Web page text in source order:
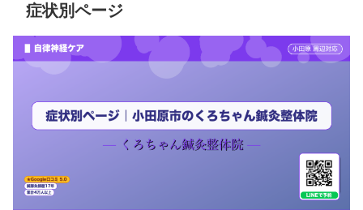
症状別ページ